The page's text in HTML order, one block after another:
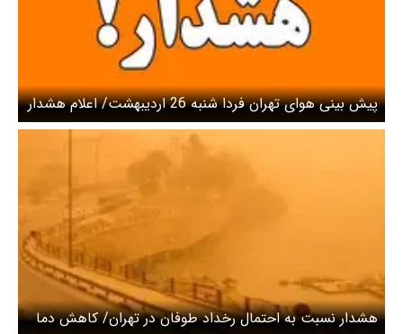
پیش بینی هوای تهران فردا شنبه 26 اردیبهشت/ اعلام هشدار
برای دو روز آینده
هشدار نسبت به احتمال رخداد طوفان در تهران/ کاهش دما